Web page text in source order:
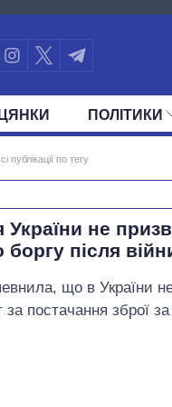
ПОЛIТИКИ
ПОЛІТИКИ ПРЕЗИДЕНТ І ОФІС
публікації по тегу
України не
боргу після
що в України
за постачання зброї